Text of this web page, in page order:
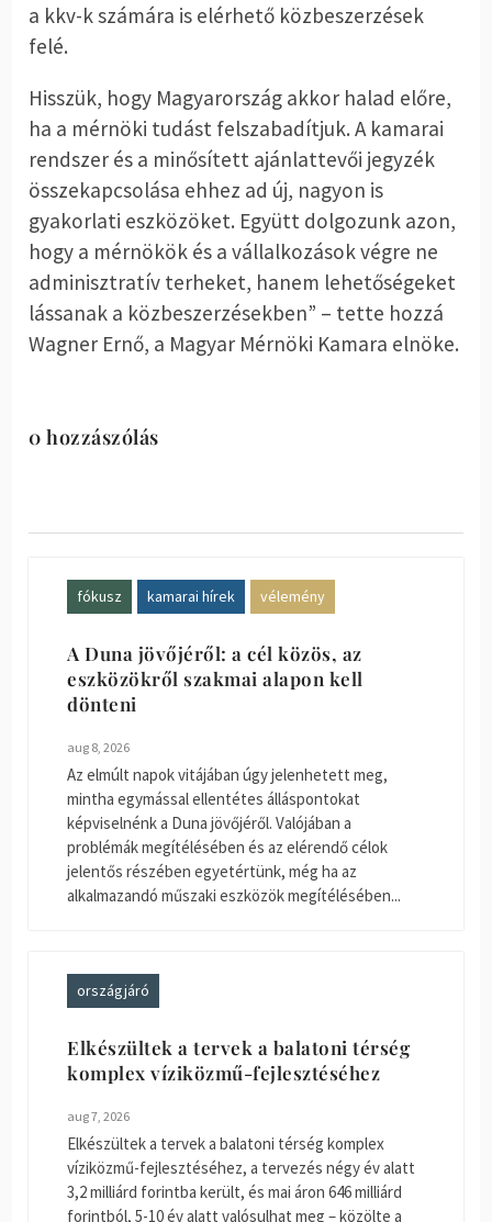
a kkv-k számára is elérhető közbeszerzések
felé.
Hisszük, hogy Magyarország akkor halad előre,
ha a mérnöki tudást felszabadítjuk. A kamarai
rendszer és a minősített ajánlattevői jegyzék
összekapcsolása ehhez ad új, nagyon is
gyakorlati eszközöket. Együtt dolgozunk azon,
hogy a mérnökök és a vállalkozások végre ne
adminisztratív terheket, hanem lehetőségeket
lássanak a közbeszerzésekben” – tette hozzá
Wagner Ernő, a Magyar Mérnöki Kamara elnöke.
0 hozzászólás
fókusz kamarai hírek vélemény
A Duna jövőjéről: a cél közös, az
eszközökről szakmai alapon kell
dönteni
aug 8, 2026
Az elmúlt napok vitájában úgy jelenhetett meg,
mintha egymással ellentétes álláspontokat
képviselnénk a Duna jövőjéről. Valójában a
problémák megítélésében és az elérendő célok
jelentős részében egyetértünk, még ha az
alkalmazandó műszaki eszközök megítélésében...
országjáró
Elkészültek a tervek a balatoni térség
komplex víziközmű-fejlesztéséhez
aug 7, 2026
Elkészültek a tervek a balatoni térség komplex
víziközmű-fejlesztéséhez, a tervezés négy év alatt
3,2 milliárd forintba került, és mai áron 646 milliárd
forintból, 5-10 év alatt valósulhat meg – közölte a